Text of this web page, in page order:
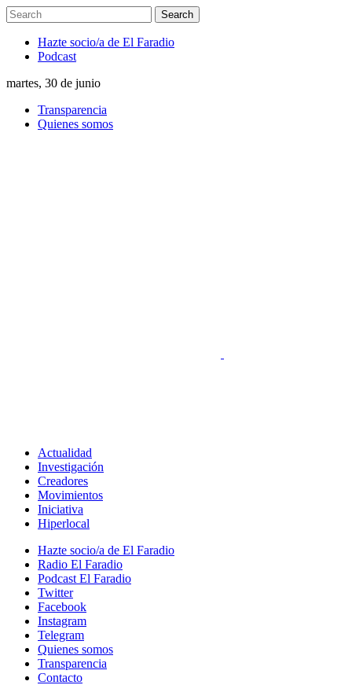
Hazte socio/a de El Faradio
Podcast
martes, 30 de junio
Transparencia
Quienes somos
Actualidad
Investigación
Creadores
Movimientos
Iniciativa
Hiperlocal
Hazte socio/a de El Faradio
Radio El Faradio
Podcast El Faradio
Twitter
Facebook
Instagram
Telegram
Quienes somos
Transparencia
Contacto